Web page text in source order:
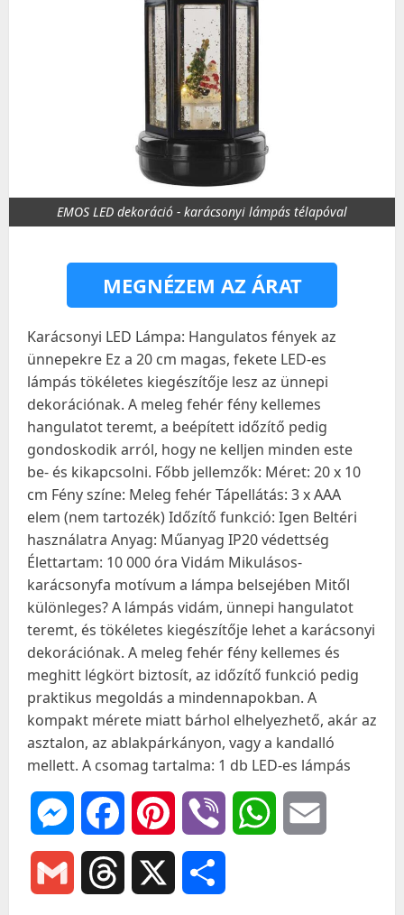
EMOS LED dekoráció - karácsonyi lámpás télapóval
MEGNÉZEM AZ ÁRAT
Karácsonyi LED Lámpa: Hangulatos fények az
ünnepekre Ez a 20 cm magas, fekete LED-es
lámpás tökéletes kiegészítője lesz az ünnepi
dekorációnak. A meleg fehér fény kellemes
hangulatot teremt, a beépített időzítő pedig
gondoskodik arról, hogy ne kelljen minden este
be- és kikapcsolni. Főbb jellemzők: Méret: 20 x 10
cm Fény színe: Meleg fehér Tápellátás: 3 x AAA
elem (nem tartozék) Időzítő funkció: Igen Beltéri
használatra Anyag: Műanyag IP20 védettség
Élettartam: 10 000 óra Vidám Mikulásos-
karácsonyfa motívum a lámpa belsejében Mitől
különleges? A lámpás vidám, ünnepi hangulatot
teremt, és tökéletes kiegészítője lehet a karácsonyi
dekorációnak. A meleg fehér fény kellemes és
meghitt légkört biztosít, az időzítő funkció pedig
praktikus megoldás a mindennapokban. A
kompakt mérete miatt bárhol elhelyezhető, akár az
asztalon, az ablakpárkányon, vagy a kandalló
mellett. A csomag tartalma: 1 db LED-es lámpás
MessengerFacebookPinterest Viber WhatsApp
Gmail Threads